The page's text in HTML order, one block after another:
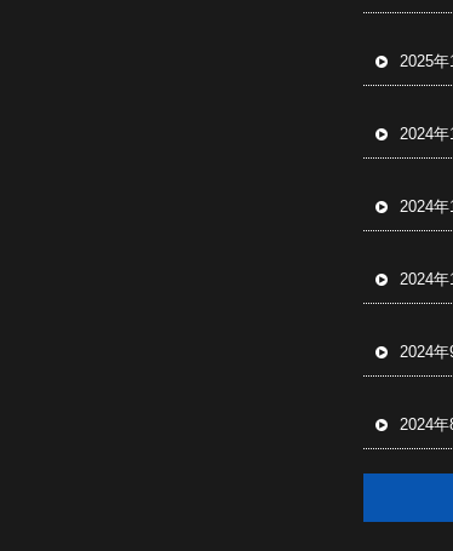
2025年
2024年
2024年
2024年
2024年
2024年